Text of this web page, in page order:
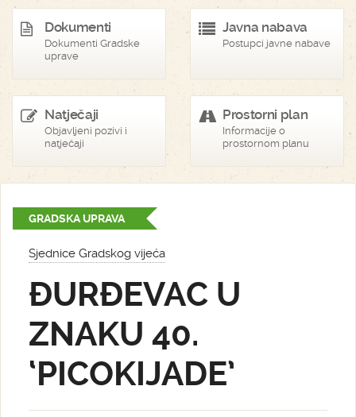
Dokumenti
Dokumenti Gradske
uprave
Javna nabava
Postupci javne nabave
Natječaji
Objavljeni pozivi i
natječaji
Prostorni plan
Informacije o
prostornom planu
GRADSKA UPRAVA
Sjednice Gradskog vijeća
ĐURĐEVAC U
ZNAKU 40.
‘PICOKIJADE’